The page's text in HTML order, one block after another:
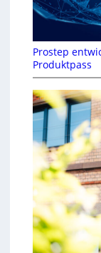
Prostep
Produktpass